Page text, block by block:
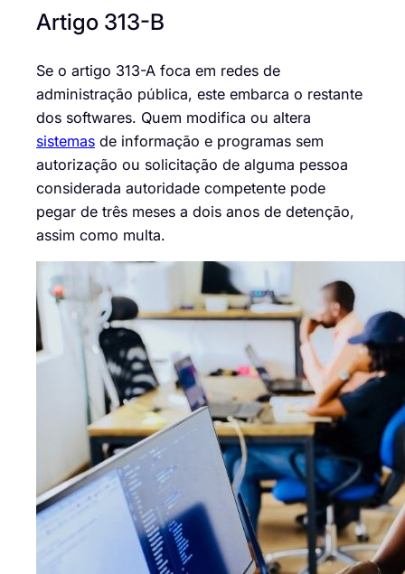
Artigo 313-B
Se o artigo 313-A foca em redes de
administração pública, este embarca o restante
dos softwares. Quem modifica ou altera
sistemas de informação e programas sem
autorização ou solicitação de alguma pessoa
considerada autoridade competente pode
pegar de três meses a dois anos de detenção,
assim como multa.